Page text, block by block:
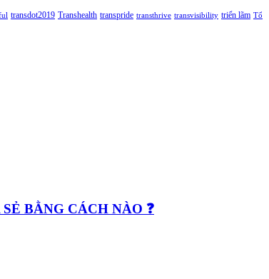
transdot2019 Transhealth transpride transthrive transvisibility triển lãm Tổ
BẰNG CÁCH NÀO ❓